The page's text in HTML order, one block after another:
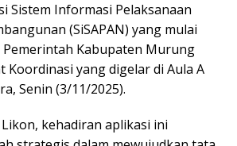
Sistem Informasi Pelaksanaan
(SiSAPAN) yang mulai
Kabupaten Murung
Koordinasi yang digelar di Aula A
Senin (3/11/2025).
kehadiran aplikasi ini